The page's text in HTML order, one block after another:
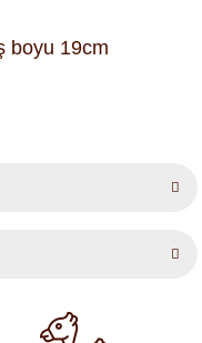
boyu 19cm
öneri formunu